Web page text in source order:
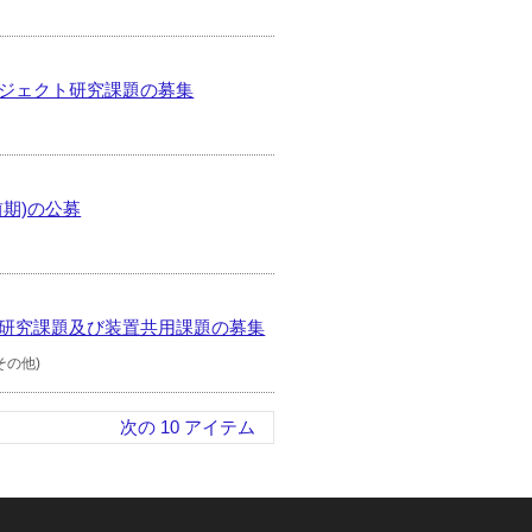
ェクト研究課題の募集
)の公募
究課題及び装置共用課題の募集
の他)
次の 10 アイテム